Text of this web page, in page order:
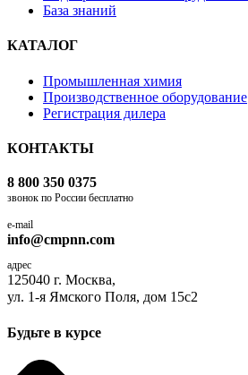
База знаний
КАТАЛОГ
Промышленная химия
Производственное оборудование
Регистрация дилера
КОНТАКТЫ
8 800 350 0375
звонок по России бесплатно
e-mail
info@cmpnn.com
адрес
125040 г. Москва,
ул. 1-я Ямского Поля, дом 15с2
Будьте в курсе